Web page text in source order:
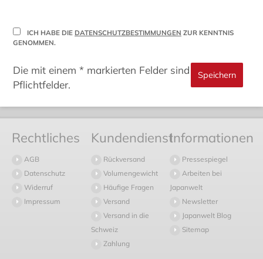
ICH HABE DIE DATENSCHUTZBESTIMMUNGEN ZUR KENNTNIS
GENOMMEN.
Die mit einem * markierten Felder sind
Pflichtfelder.
Rechtliches
AGB
Datenschutz
Widerruf
Impressum
Kundendienst
Rückversand
Volumengewicht
Häufige Fragen
Versand
Versand in die
Schweiz
Zahlung
Informationen
Pressespiegel
Arbeiten bei
Japanwelt
Newsletter
Japanwelt Blog
Sitemap